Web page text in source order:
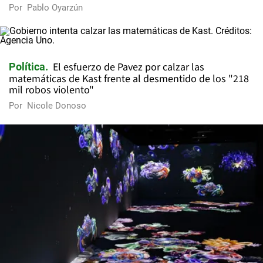
Por Pablo Oyarzún
Política
El esfuerzo de Pavez por calzar las
matemáticas de Kast frente al desmentido de los "218
mil robos violento"
Por Nicole Donoso